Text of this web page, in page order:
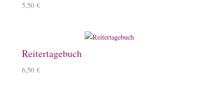
5,50 €
Reitertagebuch
6,50 €